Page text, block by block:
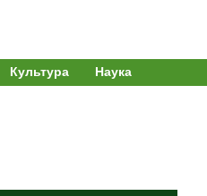
Культура Наука